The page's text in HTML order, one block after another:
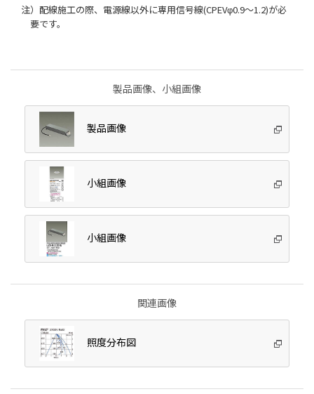
注）配線施工の際、電源線以外に専用信号線(CPEVφ0.9～1.2)が必
要です。
製品画像、小組画像
製品画像
小組画像
小組画像
関連画像
照度分布図